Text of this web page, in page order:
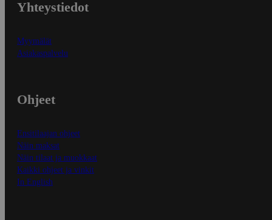
Yhteystiedot
Myymälät
Asiakaspalvelu
Ohjeet
Ensitilaajan ohjeet
Näin maksat
Näin tilaat ja muokkaat
Kaikki ohjeet ja vinkit
In English